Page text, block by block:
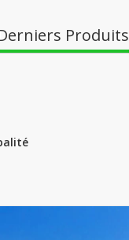
Produits